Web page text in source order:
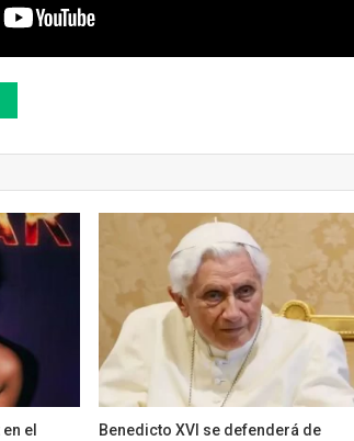
el
Benedicto XVI se defenderá de